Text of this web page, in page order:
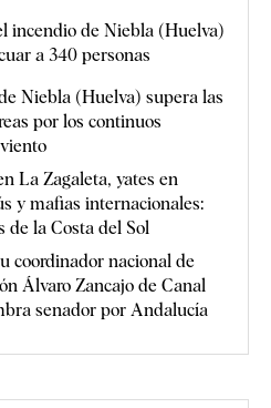
incendio de Niebla (Huelva)
a 340 personas
Niebla (Huelva) supera las
por los continuos
La Zagaleta, yates en
y mafias internacionales:
de la Costa del Sol
coordinador nacional de
Álvaro Zancajo de Canal
senador por Andalucía